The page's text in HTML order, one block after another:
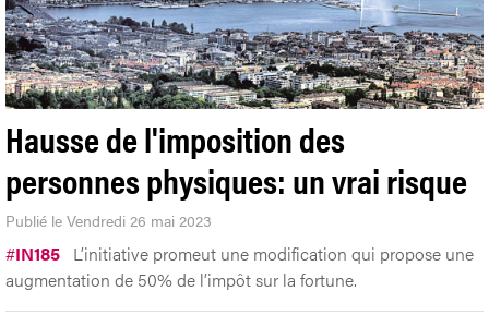
Hausse de l'imposition des
personnes physiques: un vrai risque
Publié le Vendredi 26 mai 2023
#IN185 L’initiative promeut une modification qui propose une
augmentation de 50% de l’impôt sur la fortune.